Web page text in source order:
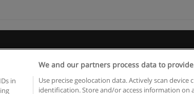
Educaedu Business S.L. - CIF : B-95610580: -www.educaedu.ru
in
We and our partners process data to
Use precise geolocation data. Actively scan device
identification. Store and/or access information on